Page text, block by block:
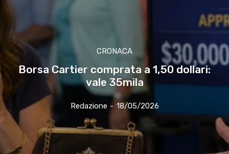
CRONACA
Borsa Cartier comprata a 1,50 dollari:
vale 35mila
Redazione - 18/05/2026